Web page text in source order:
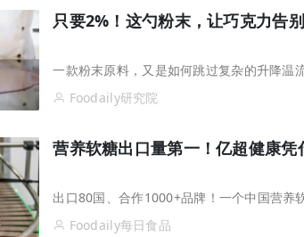
只要2%！这勺粉末，让巧克力告
一款粉末原料，又是如何跳过复杂的升降温
Foodaily研究院
营养软糖出口量第一！亿超健康凭
出口80国、合作1000+品牌！一个中国营养
Foodaily每日食品